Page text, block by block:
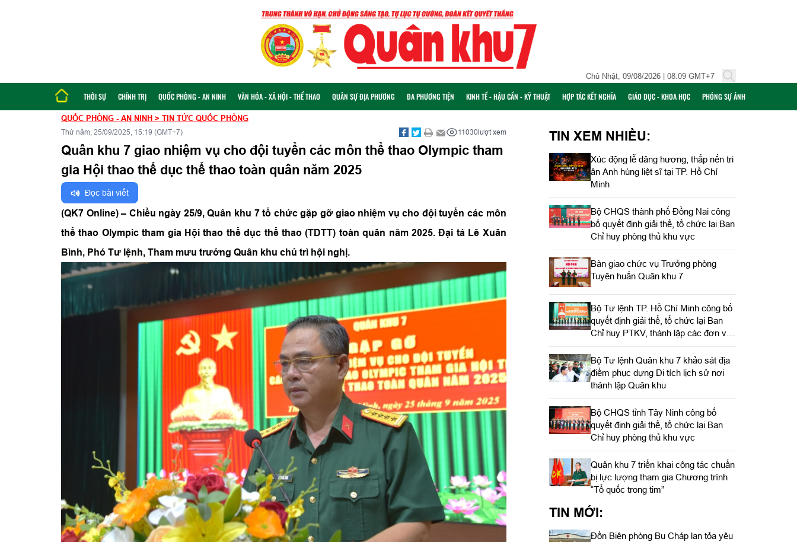
Chủ Nhật, 09/08/2026 | 08:09 GMT+7
THỜI SỰ CHÍNH TRỊ QUỐC PHÒNG - AN NINH VĂN HÓA - XÃ HỘI - THỂ THAO QUÂN SỰ ĐỊA PHƯƠNG ĐA PHƯƠNG TIỆN KINH TẾ - HẬU CẦN - KỸ THUẬT HỢP TÁC KẾT NGHĨA GIÁO DỤC - KHOA HỌC PHÓNG SỰ ẢNH
QUỐC PHÒNG - AN NINH > TIN TỨC QUỐC PHÒNG
Thứ năm, 25/09/2025, 15:19 (GMT+7) 11030lượt xem
Quân khu 7 giao nhiệm vụ cho đội tuyển các môn thể thao Olympic tham
gia Hội thao thể dục thể thao toàn quân năm 2025
Đọc bài viết
(QK7 Online) – Chiều ngày 25/9, Quân khu 7 tổ chức gặp gỡ giao nhiệm vụ cho đội tuyển các môn
thể thao Olympic tham gia Hội thao thể dục thể thao (TDTT) toàn quân năm 2025. Đại tá Lê Xuân
Bình, Phó Tư lệnh, Tham mưu trưởng Quân khu chủ trì hội nghị.
TIN XEM NHIỀU:
Xúc động lễ dâng hương, thắp nến tri
ân Anh hùng liệt sĩ tại TP. Hồ Chí
Minh
Bộ CHQS thành phố Đồng Nai công
bố quyết định giải thể, tổ chức lại Ban
Chỉ huy phòng thủ khu vực
Bàn giao chức vụ Trưởng phòng
Tuyên huấn Quân khu 7
Bộ Tư lệnh TP. Hồ Chí Minh công bố
quyết định giải thể, tổ chức lại Ban
Chỉ huy PTKV, thành lập các đơn vị
trực thuộc
Bộ Tư lệnh Quân khu 7 khảo sát địa
điểm phục dựng Di tích lịch sử nơi
thành lập Quân khu
Bộ CHQS tỉnh Tây Ninh công bố
quyết định giải thể, tổ chức lại Ban
Chỉ huy phòng thủ khu vực
Quân khu 7 triển khai công tác chuẩn
bị lực lượng tham gia Chương trình
“Tổ quốc trong tim”
TIN MỚI:
Đồn Biên phòng Bu Cháp lan tỏa yêu